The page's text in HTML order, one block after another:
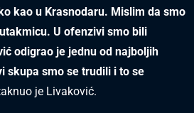
kao u Krasnodaru. Mislim da smo
U ofenzivi smo bili
odigrao je jednu od najboljih
skupa smo se trudili i to se
je Livaković.